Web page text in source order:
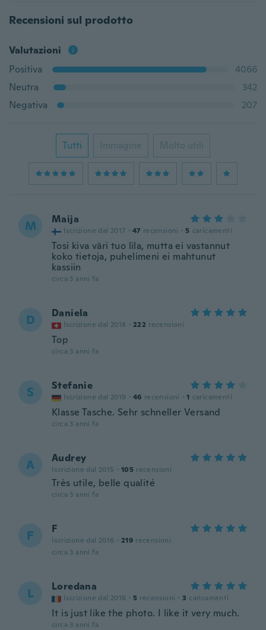
Recensioni sul prodotto
Valutazioni
Positiva
4066
Neutra
342
Negativa
207
Tutti Immagine Molto utili
M Maija
Iscrizione dal 2017 · 47 recensioni · 5 caricamenti
Tosi kiva väri tuo lila, mutta ei vastannut
koko tietoja, puhelimeni ei mahtunut
kassiin
circa 3 anni fa
D Daniela
Iscrizione dal 2018 · 222 recensioni
Top
circa 3 anni fa
S Stefanie
Iscrizione dal 2019 · 46 recensioni · 1 caricamenti
Klasse Tasche. Sehr schneller Versand
circa 3 anni fa
A Audrey
Iscrizione dal 2015 · 105 recensioni
Très utile, belle qualité
circa 3 anni fa
F F
Iscrizione dal 2016 · 219 recensioni
circa 3 anni fa
L Loredana
Iscrizione dal 2018 · 5 recensioni · 3 caricamenti
It is just like the photo. I like it very much.
circa 3 anni fa